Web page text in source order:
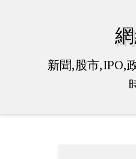
新聞,股市,IPO,